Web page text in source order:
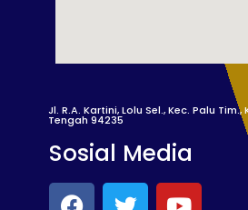
Jl. R.A. Kartini, Lolu Sel., Kec. Palu
Tengah 94235
Sosial Media